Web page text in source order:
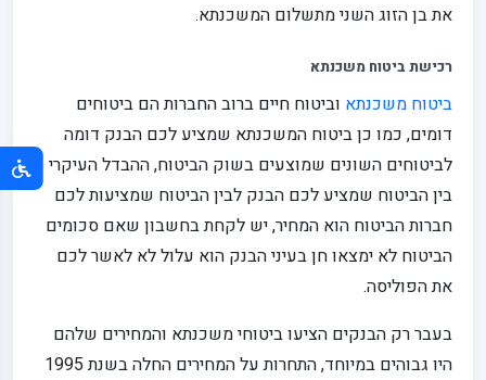
את בן הזוג השני מתשלום המשכנתא.
רכישת ביטוח משכנתא
ביטוח משכנתא וביטוח חיים ברוב החברות הם ביטוחים
דומים, כמו כן ביטוח המשכנתא שמציע לכם הבנק דומה
לביטוחים השונים שמוצעים בשוק הביטוח, ההבדל העיקרי
בין הביטוח שמציע לכם הבנק לבין הביטוח שמציעות לכם
חברות הביטוח הוא המחיר, יש לקחת בחשבון שאם סכומים
הביטוח לא ימצאו חן בעיני הבנק הוא עלול לא לאשר לכם
את הפוליסה.
בעבר רק הבנקים הציעו ביטוחי משכנתא והמחירים שלהם
היו גבוהים במיוחד, התחרות על המחירים החלה בשנת 1995